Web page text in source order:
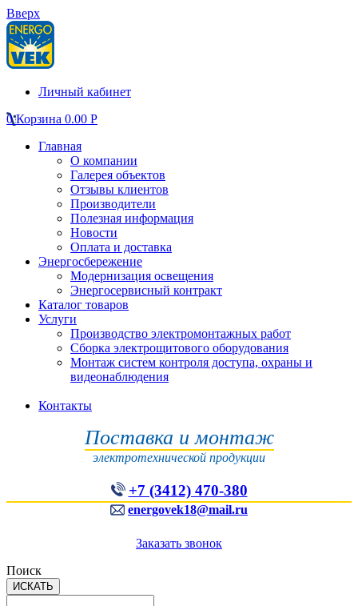
Вверх
Личный кабинет
0 Корзина 0.00 Р
Главная
О компании
Галерея объектов
Отзывы клиентов
Производители
Полезная информация
Новости
Оплата и доставка
Энергосбережение
Модернизация освещения
Энергосервисный контракт
Каталог товаров
Услуги
Производство электромонтажных работ
Сборка электрощитового оборудования
Монтаж систем контроля доступа, охраны и
видеонаблюдения
Контакты
Поставка и монтаж
электротехнической продукции
+7 (3412) 470-380
energovek18@mail.ru
Заказать звонок
Поиск